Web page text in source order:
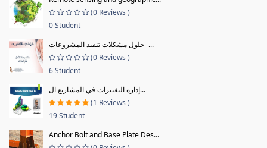
(0 Reviews )
0 Student
حلول مشكلات تنفيذ المشروعات -...
(0 Reviews )
6 Student
إدارة التغييرات في المشاريع ال...
(1 Reviews )
19 Student
Anchor Bolt and Base Plate Des...